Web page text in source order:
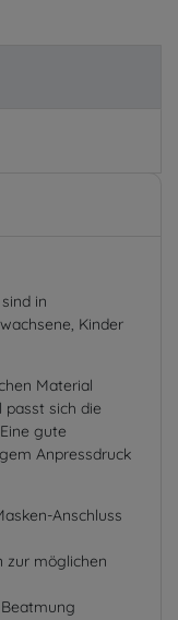
in
Kinder
Material
sich die
gute
Anpressdruck
Anschluss
zur möglichen